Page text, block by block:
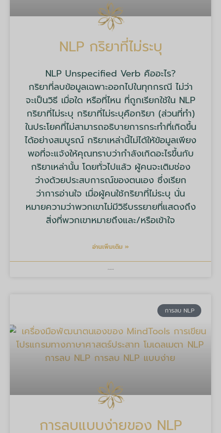
NLP กริยาที่ไม่ระบุ
NLP Unspecified Verb คืออะไร?
กริยาที่ลบข้อมูลเฉพาะออกไปในทุกกรณี ไม่ว่า
จะเป็นวิธี เมื่อใด หรือที่ไหน ที่ถูกเรียกใช้ใน NLP
กริยาที่ไม่ระบุ กริยาที่ไม่ระบุคือกริยา (ส่วนที่ทำ)
ในประโยคที่ไม่สามารถอธิบายการกระทำที่เกิดขึ้น
ได้อย่างสมบูรณ์ กริยาเหล่านี้ไม่ได้ให้ข้อมูลเพียง
พอที่จะแจ้งให้คุณทราบว่ากำลังเกิดอะไรขึ้นกับ
กริยาเหล่านั้น โดยทั่วไปแล้ว ผู้คนจะเติมช่อง
ว่างด้วยประสบการณ์ของตนเอง ซึ่งเรียก
ว่าการอ่านใจ เมื่อผู้คนใช้กริยาที่ไม่ระบุ นั่น
หมายความว่าพวกเขาไม่มีวิธีบรรยายที่แสดงถึง
สิ่งที่พวกเขาหมายถึงและ/หรือเข้าใจ
อ่านเพิ่มเติม »
การลบ NLP
การลบแบบง่ายของ NLP